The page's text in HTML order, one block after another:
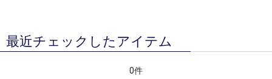
最近チェックしたアイテム
0件